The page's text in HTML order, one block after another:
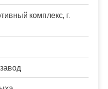
комплекс, г.